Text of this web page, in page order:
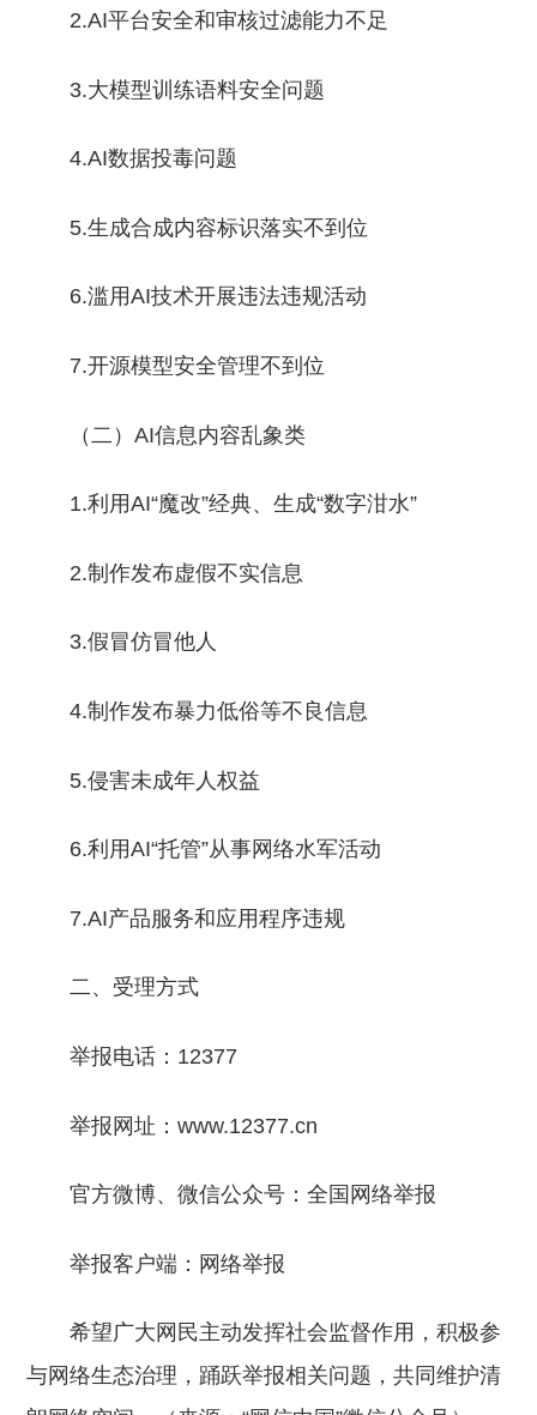
2.AI平台安全和审核过滤能力不足
3.大模型训练语料安全问题
4.AI数据投毒问题
5.生成合成内容标识落实不到位
6.滥用AI技术开展违法违规活动
7.开源模型安全管理不到位
（二）AI信息内容乱象类
1.利用AI“魔改”经典、生成“数字泔水”
2.制作发布虚假不实信息
3.假冒仿冒他人
4.制作发布暴力低俗等不良信息
5.侵害未成年人权益
6.利用AI“托管”从事网络水军活动
7.AI产品服务和应用程序违规
二、受理方式
举报电话：12377
举报网址：www.12377.cn
官方微博、微信公众号：全国网络举报
举报客户端：网络举报
希望广大网民主动发挥社会监督作用，积极参
与网络生态治理，踊跃举报相关问题，共同维护清